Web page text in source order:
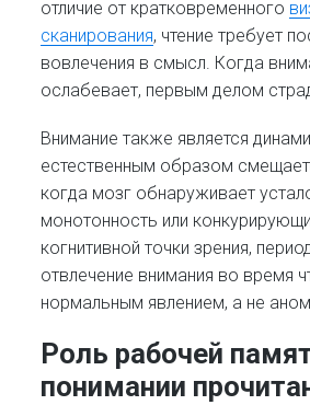
отличие от кратковременного
сканирования, чтение требует
вовлечения в смысл. Когда
ослабевает, первым делом
Внимание также является
естественным образом
когда мозг обнаруживает
монотонность или
когнитивной точки зрения,
отвлечение внимания во время
нормальным явлением, а не
Роль рабочей
понимании